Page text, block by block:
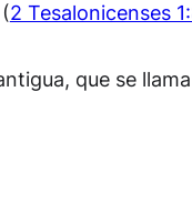
2 Tesalonicenses
que se